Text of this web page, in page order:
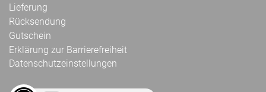
Lieferung
Rücksendung
Gutschein
Erklärung zur Barrierefreiheit
Datenschutzeinstellungen